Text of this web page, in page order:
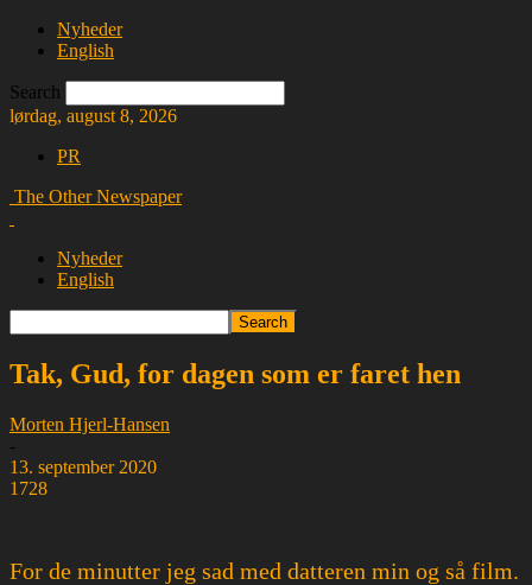
Nyheder
English
Search
lørdag, august 8, 2026
PR
The Other Newspaper
Nyheder
English
Tak, Gud, for dagen som er faret hen
Morten Hjerl-Hansen
-
13. september 2020
1728
For de minutter jeg sad med datteren min og så film.